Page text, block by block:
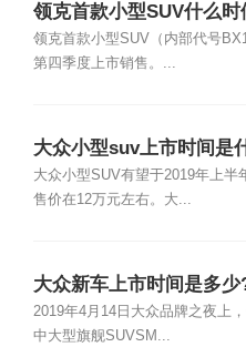
领克首款小型SUV什么时
领克首款小型SUV（内部代号
第四季度上市销售。...
大众小型suv上市时间是
大众小型SUV有望于2019年上半
售价在12万元左右。大...
大众新车上市时间是多少
2019年4月14日大众品牌之夜上
中大型旗舰SUVSM...